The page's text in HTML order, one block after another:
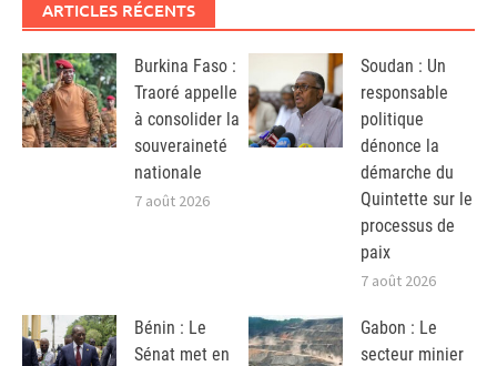
ARTICLES RÉCENTS
Burkina Faso :
Traoré appelle
à consolider la
souveraineté
nationale
7 août 2026
Soudan : Un
responsable
politique
dénonce la
démarche du
Quintette sur le
processus de
paix
7 août 2026
Bénin : Le
Sénat met en
Gabon : Le
secteur minier